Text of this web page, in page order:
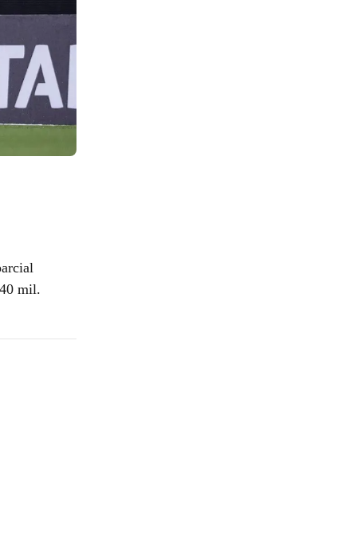
mil.